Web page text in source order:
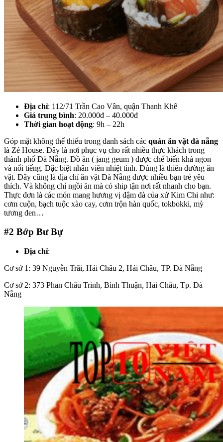
Địa chỉ: 112/71 Trần Cao Vân, quận Thanh Khê
Giá trung bình: 20.000đ – 40.000đ
Thời gian hoạt động: 9h – 22h
Góp mặt không thể thiếu trong danh sách các quán ăn vặt đà nẵng
là Zé House. Đây là nơi phục vụ cho rất nhiều thực khách trong
thành phố Đà Nẵng. Đồ ăn ( jang geum ) được chế biến khá ngon
và nổi tiếng. Đặc biệt nhân viên nhiệt tình. Đúng là thiên đường ăn
vặt. Đây cũng là địa chỉ ăn vặt Đà Nẵng được nhiều bạn trẻ yêu
thích. Và không chỉ ngồi ăn mà có ship tận nơi rất nhanh cho bạn.
Thực đơn là các món mang hương vị đậm đà của xứ Kim Chi như:
cơm cuộn, bạch tuộc xào cay, cơm trộn hàn quốc, tokbokki, mỳ
tương đen…
#2 Bớp Bư Bự
Địa chỉ:
Cơ sở 1: 39 Nguyễn Trãi, Hải Châu 2, Hải Châu, TP. Đà Nẵng
Cơ sở 2: 373 Phan Châu Trinh, Bình Thuận, Hải Châu, Tp. Đà
Nẵng